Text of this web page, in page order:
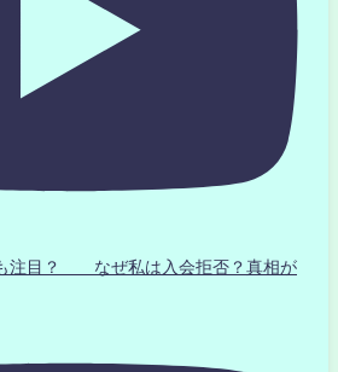
注目？ なぜ私は入会拒否？真相が